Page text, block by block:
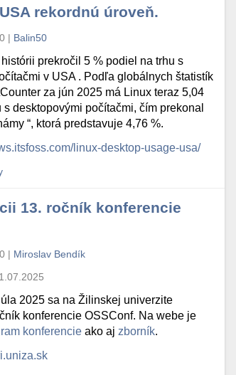
rekordnú úroveň.
| Balin50
prekročil 5 % podiel na trhu s
v USA . Podľa globálnych štatistík
za jún 2025 má Linux teraz 5,04
desktopovými počítačmi, čím prekonal
“, ktorá predstavuje 4,76 %.
linux-desktop-usage-usa/
13. ročník konferencie
| Miroslav Bendík
2025 sa na Žilinskej univerzite
konferencie OSSConf. Na webe je
konferencie ako aj zborník.